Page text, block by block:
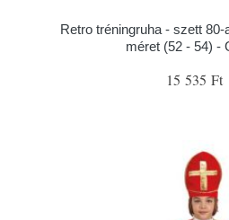
Retro tréningruha - szett
méret (52 - 54) -
15 535 Ft